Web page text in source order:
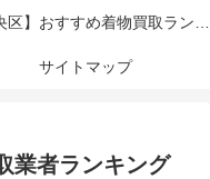
【中央区】おすすめ着物買取ランキングTOP10！
サイトマップ
業者ランキング